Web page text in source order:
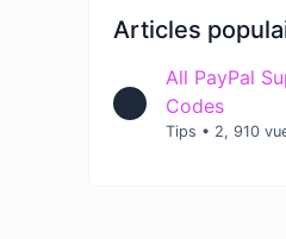
Articles
All PayPal
Codes
Tips • 2, 910